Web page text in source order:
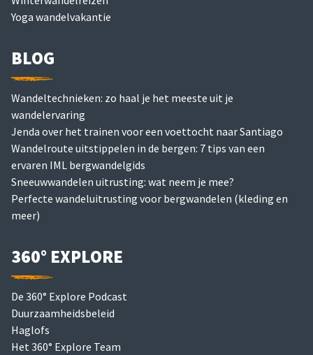
Yoga wandelvakantie
BLOG
Wandeltechnieken: zo haal je het meeste uit je
wandelervaring
Jenda over het trainen voor een voettocht naar Santiago
Wandelroute uitstippelen in de bergen: 7 tips van een
ervaren IML bergwandelgids
Sneeuwwandelen uitrusting: wat neem je mee?
Perfecte wandeluitrusting voor bergwandelen (kleding en
meer)
360° EXPLORE
De 360° Explore Podcast
Duurzaamheidsbeleid
Haglofs
Het 360° Explore Team